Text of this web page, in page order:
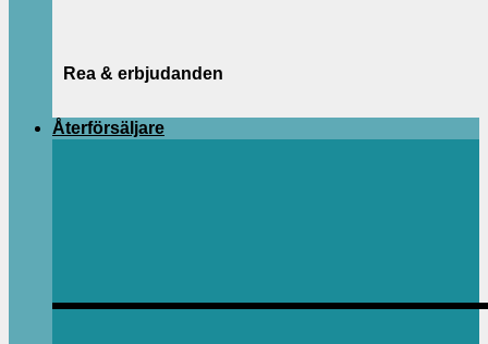
Rea & erbjudanden
Återförsäljare